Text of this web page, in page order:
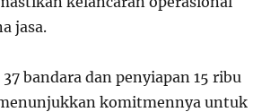
jasa.
bandara dan penyiapan 15 ribu
komitmennya untuk